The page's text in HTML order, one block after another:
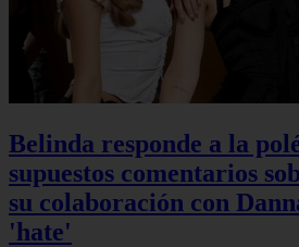
Belinda responde a la
supuestos comentarios
su colaboración con
'hate'